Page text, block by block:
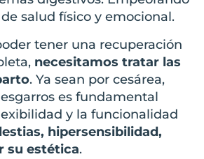
salud físico y emocional.
tener una recuperación
necesitamos tratar las
. Ya sean por cesárea,
es fundamental
y la funcionalidad
hipersensibilidad,
su estética.